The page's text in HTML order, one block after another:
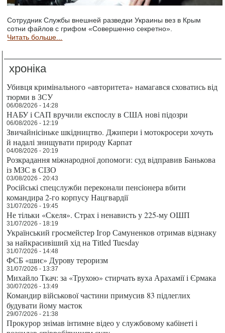
Сотрудник Службы внешней разведки Украины вез в Крым
сотни файлов с грифом «Совершенно секретно».
Читать больше...
хроніка
Убивця кримінального «авторитета» намагався сховатись від
тюрми в ЗСУ
06/08/2026 - 14:28
НАБУ і САП вручили експослу в США нові підозри
06/08/2026 - 12:19
Звичайнісіньке шкідництво. Джипери і мотокросери хочуть
й надалі знищувати природу Карпат
04/08/2026 - 20:19
Розкрадання міжнародної допомоги: суд відправив Банькова
із МЗС в СІЗО
03/08/2026 - 20:43
Російські спецслужби переконали пенсіонера вбити
командира 2-го корпусу Нацгвардії
31/07/2026 - 19:45
Не тільки «Скеля». Страх і ненависть у 225-му ОШП
31/07/2026 - 18:19
Український гросмейстер Ігор Самуненков отримав відзнаку
за найкрасивіший хід на Titled Tuesday
31/07/2026 - 14:48
ФСБ «шиє» Дурову тероризм
31/07/2026 - 13:37
Михайло Ткач: за «Трухою» стирчать вуха Арахамії і Єрмака
30/07/2026 - 13:49
Командир військової частини примусив 83 підлеглих
будувати йому маєток
29/07/2026 - 21:38
Прокурор знімав інтимне відео у службовому кабінеті і